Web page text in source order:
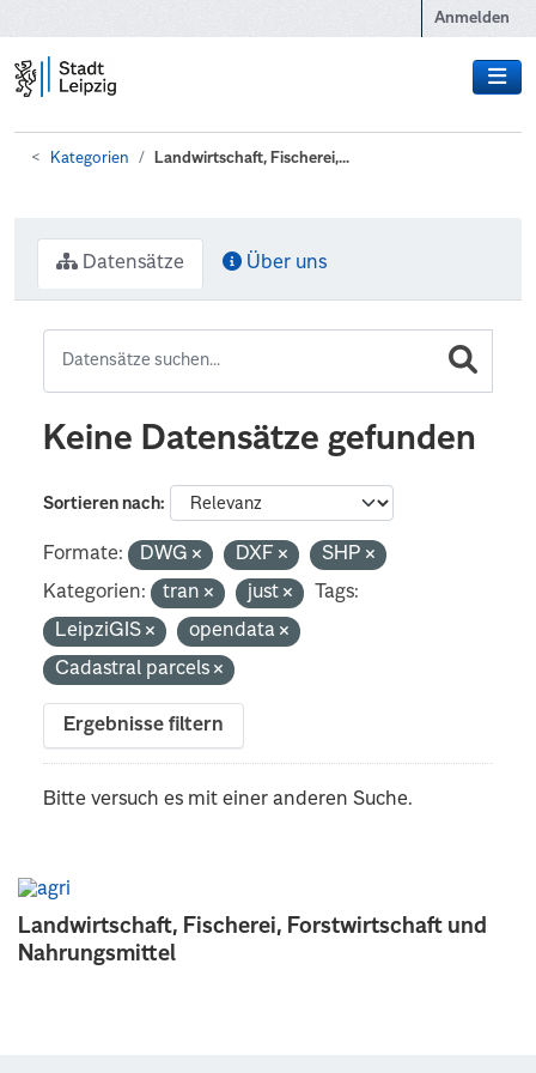
Anmelden
Kategorien Landwirtschaft, Fischerei,...
Landwirtschaft, Fischerei, Forstwirtschaft und
Nahrungsmittel
Datensätze Über uns
Keine Datensätze gefunden
Sortieren nach
Formate: DWG DXF
SHP
Kategorien:
tran just
Tags:
LeipziGIS
opendata
Cadastral parcels
Ergebnisse filtern
Bitte versuch es mit einer anderen Suche.